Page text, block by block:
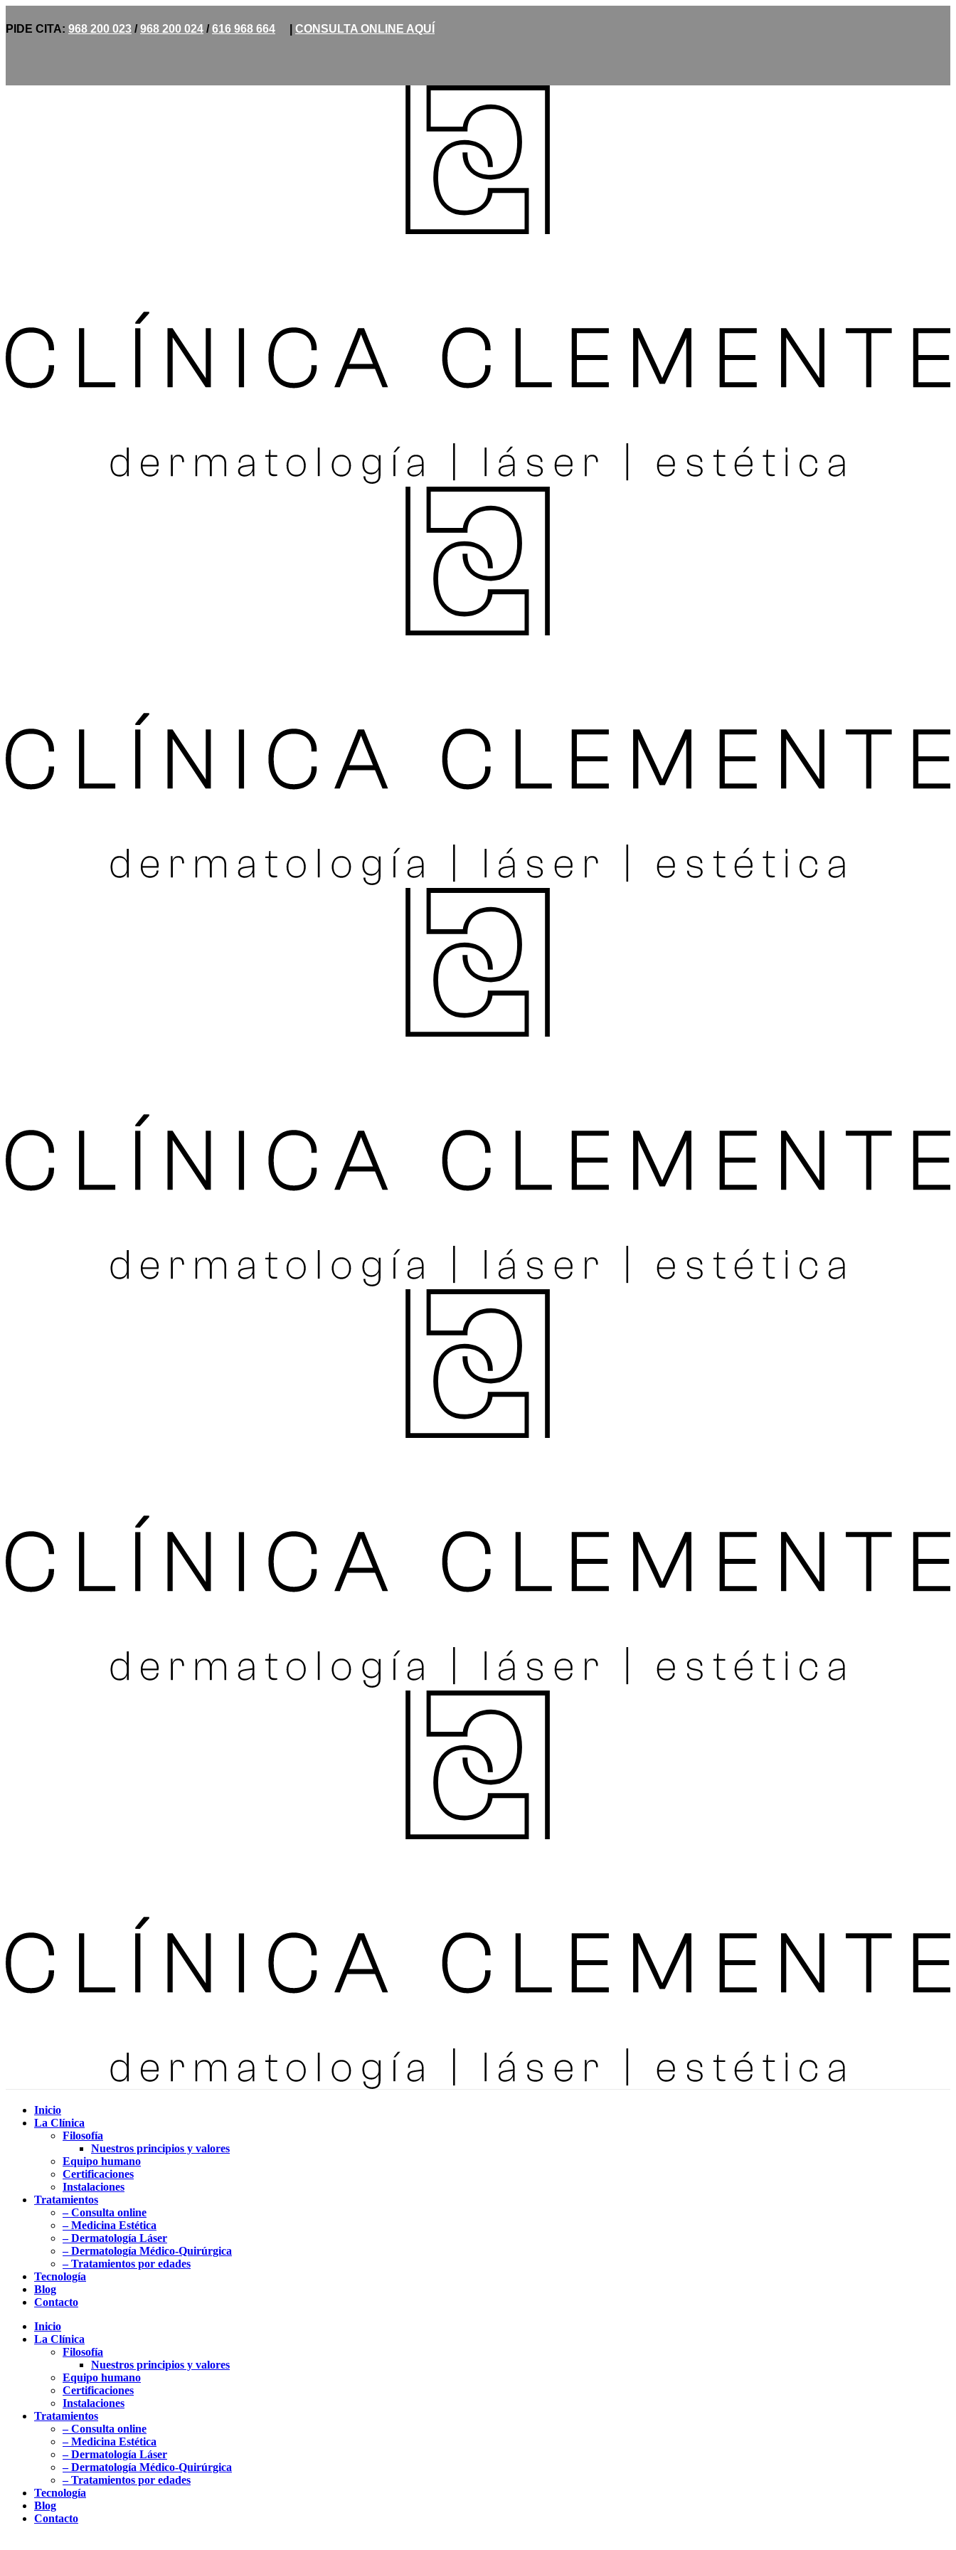
PIDE CITA: 968 200 023 /968 200 024 /616 968 664 CONSULTA ONLINE AQUÍ
Inicio
La Clínica
Filosofía
Nuestros principios y valores
Equipo humano
Certificaciones
Instalaciones
Tratamientos
– Consulta online
– Medicina Estética
– Dermatología Láser
– Dermatología Médico-Quirúrgica
– Tratamientos por edades
Tecnología
Blog
Contacto
Inicio
La Clínica
Filosofía
Nuestros principios y valores
Equipo humano
Certificaciones
Instalaciones
Tratamientos
– Consulta online
– Medicina Estética
– Dermatología Láser
– Dermatología Médico-Quirúrgica
– Tratamientos por edades
Tecnología
Blog
Contacto